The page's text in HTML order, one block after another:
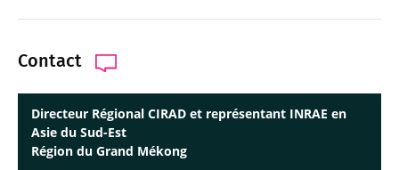
Contact
Directeur Régional CIRAD et représentant INRAE en
Asie du Sud-Est
Région du Grand Mékong